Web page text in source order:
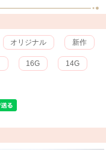
オリジナル 新作
16G 14G